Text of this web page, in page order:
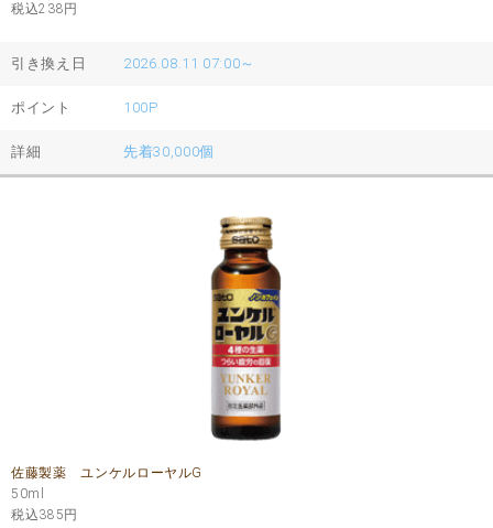
税込238 円
引き換え日 2026.08.11 07:00～
ポイント 100P
詳細 先着30,000個
佐藤製薬 ユンケルローヤルG
50ml
税込385円